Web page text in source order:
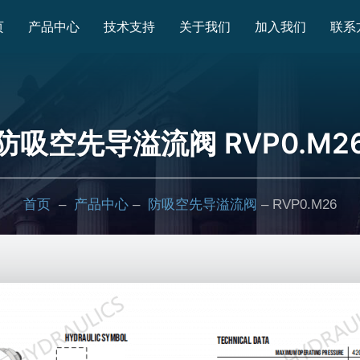
产品中心 技术支持 关于我们 加入我们 联系
吸空先导溢流阀
首页 – 产品中心 – 防吸空先导溢流阀 – RVP0.M26